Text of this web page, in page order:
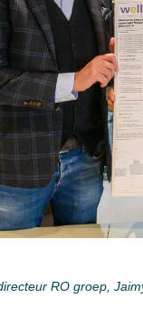
RO groep,